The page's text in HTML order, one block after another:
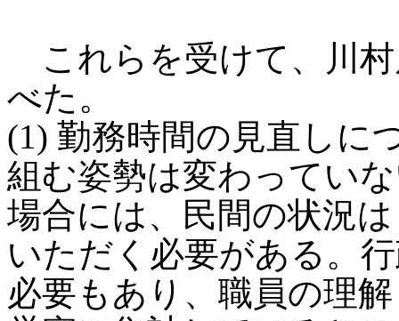
これらを受けて、川
べた。
(1) 勤務時間の見直しに
組む姿勢は変わってい
場合には、民間の状況
いただく必要がある。
必要もあり、職員の理